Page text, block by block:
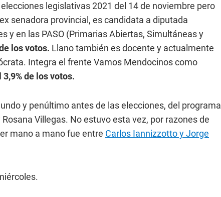
legislativas 2021 del 14 de noviembre pero
senadora provincial, es candidata a diputada
y en las PASO (Primarias Abiertas, Simultáneas y
los votos. Llano también es docente y actualmente
Integra el frente Vamos Mendocinos como
3,9% de los votos.
y penúltimo antes de las elecciones, del programa
Villegas. No estuvo esta vez, por razones de
mano a mano fue entre Carlos Iannizzotto y Jorge